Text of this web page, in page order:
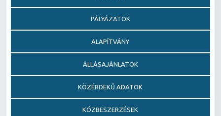
PÁLYÁZATOK
ALAPÍTVÁNY
ÁLLÁSAJÁNLATOK
KÖZÉRDEKŰ ADATOK
KÖZBESZERZÉSEK